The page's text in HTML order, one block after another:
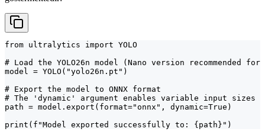
from ultralytics import YOLO
# Load the YOLO26n model (Nano version recommended
model = YOLO("yolo26n.pt")
# Export the model to ONNX format
# The 'dynamic' argument enables variable input sizes
path = model.export(format="onnx", dynamic=True)
print(f"Model exported successfully to: {path}")